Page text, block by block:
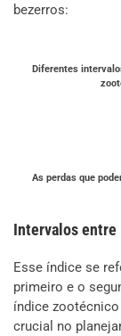
bezerros:
Diferentes
As perdas que
Intervalos entre
Esse índice se
primeiro e o
índice
crucial no